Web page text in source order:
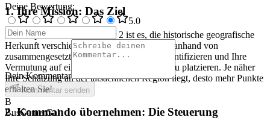
1. Ihre Mission: Das Ziel
Ihr Hauptziel in EthnoGuessr 2 ist es, die historische geografische
Herkunft verschiedener ethnischer Gruppen anhand von
zusammengesetzten Gesichtern genau zu identifizieren und Ihre
Vermutung auf einer interaktiven Weltkarte zu platzieren. Je näher
Ihre Schätzung an der tatsächlichen Region liegt, desto mehr Punkte
erhalten Sie!
2. Kommando übernehmen: Die Steuerung
Deine Bewertung:
5.0
Dein Kommentar
Kommentar senden
B
BusGamerGal